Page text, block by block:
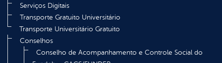
Serviços Digitais
Transporte Gratuito Universitário
Transporte Universitário Gratuito
Conselhos
Conselho de Acompanhamento e Controle Social do